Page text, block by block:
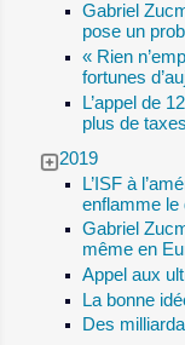
Gabriel
pose un
« Rien
fortunes
L’appel de
plus de
2019
L’ISF à
enflamme le
Gabriel
même en
Appel aux
La bonne
Des